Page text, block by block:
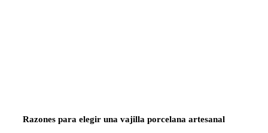
Razones para elegir una vajilla porcelana artesanal